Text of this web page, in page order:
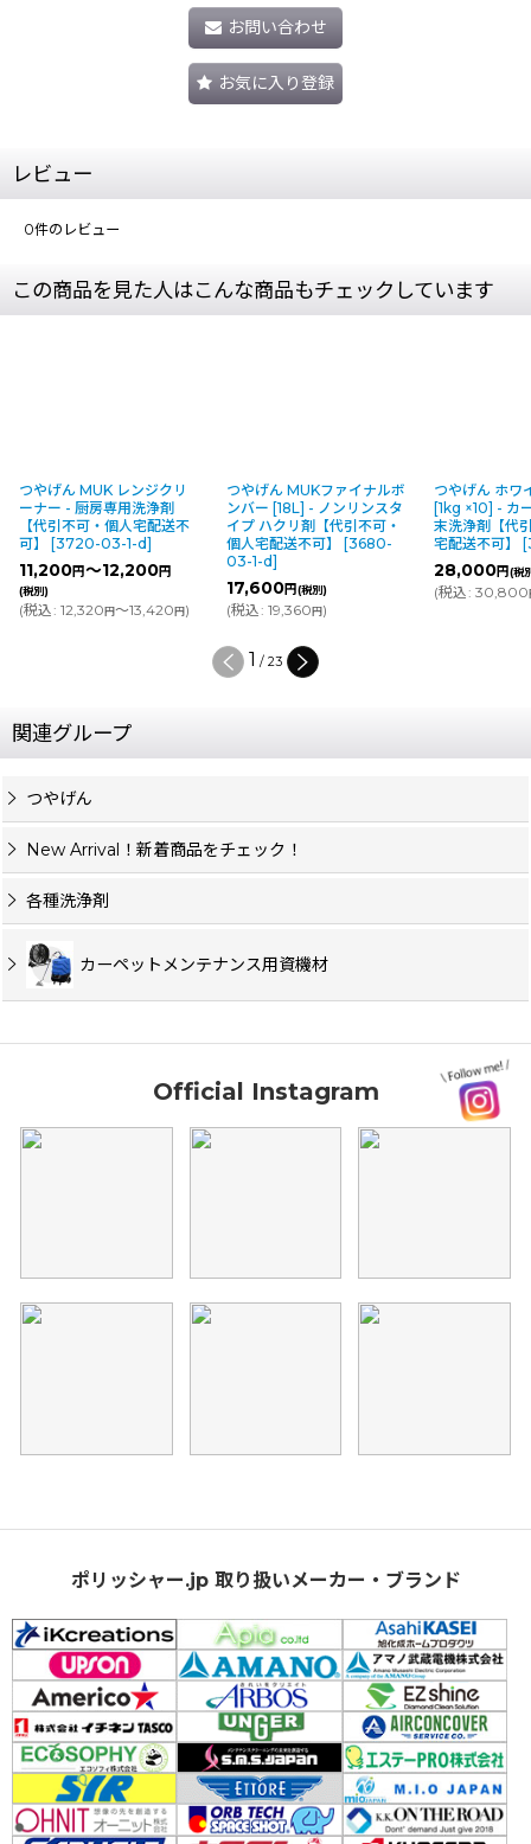
お問い合わせ
お気に入り登録
レビュー
0件のレビュー
この商品を見た人はこんな商品もチェックしています
つやげん MUK レンジクリ
ーナー - 厨房専用洗浄剤
【代引不可・個人宅配送不
可】
[3720-03-1-d]
11,200円～12,200円
(税別)
(税込: 12,320円～13,420円)
つやげん MUKファイナルボ
ンバー [18L] - ノンリンスタ
イプ ハクリ剤【代引不可・
個人宅配送不可】
[3680-
03-1-d]
17,600円(税別)
(税込: 19,360円)
つやげん ホワ
[1kg ×10] - カ
末洗浄剤【代
宅配送不可】
[
28,000円(税
(税込: 30,800
1 / 23
関連グループ
つやげん
New Arrival！新着商品をチェック！
各種洗浄剤
カーペットメンテナンス用資機材
Official Instagram
ポリッシャー.jp 取り扱いメーカー・ブランド